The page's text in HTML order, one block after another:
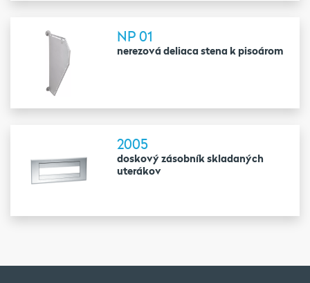
NP 01
nerezová deliaca stena k pisoárom
2005
doskový zásobník skladaných
uterákov